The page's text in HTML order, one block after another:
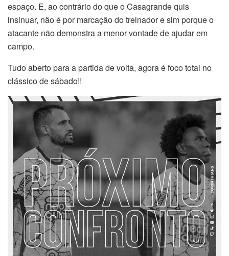
espaço. E, ao contrário do que o Casagrande quis
insinuar, não é por marcação do treinador e sim porque o
atacante não demonstra a menor vontade de ajudar em
campo.
Tudo aberto para a partida de volta, agora é foco total no
clássico de sábado!!